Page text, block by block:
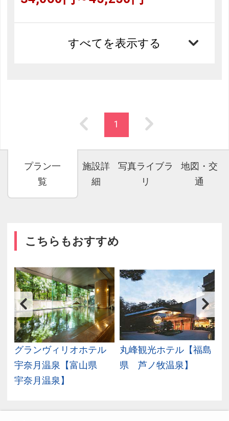
すべてを表示する
1
プラン一
覧
施設詳
細
写真ライブラ
リ
地図・交
通
こちらもおすすめ
グランヴィリオホテル
宇奈月温泉【富山県
宇奈月温泉】
丸峰観光ホテル【福島
県 芦ノ牧温泉】